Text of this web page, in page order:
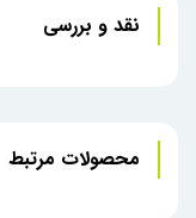
نقد و بررسی
محصولات مرتبط